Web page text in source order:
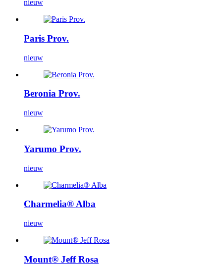
nieuw
Paris Prov.
nieuw
Beronia Prov.
nieuw
Yarumo Prov.
nieuw
Charmelia® Alba
nieuw
Mount® Jeff Rosa